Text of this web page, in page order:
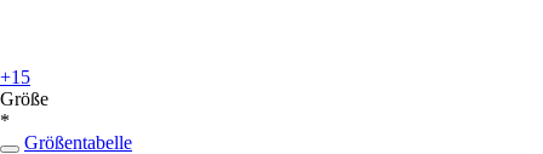
+15
Größe
*
Größentabelle